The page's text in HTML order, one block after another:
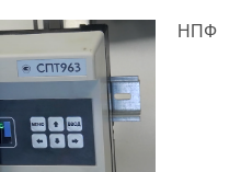
НПФ